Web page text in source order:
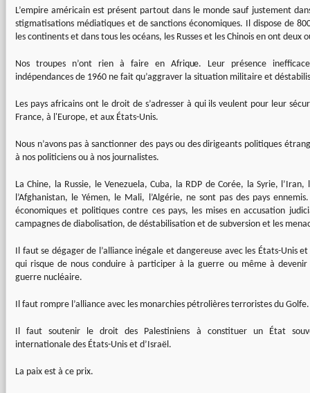
L’empire américain est présent partout dans le monde sauf justement
stigmatisations médiatiques et de sanctions économiques. Il dispose de
les continents et dans tous les océans, les Russes et les Chinois en ont deux
Nos troupes n’ont rien à faire en Afrique. Leur présence
indépendances de 1960 ne fait qu’aggraver la situation militaire et
Les pays africains ont le droit de s’adresser à qui ils veulent pour leur
France, à l'Europe, et aux États-Unis.
Nous n’avons pas à sanctionner des pays ou des dirigeants politiques
à nos politiciens ou à nos journalistes.
La Chine, la Russie, le Venezuela, Cuba, la RDP de Corée, la Syrie,
l’Afghanistan, le Yémen, le Mali, l’Algérie, ne sont pas des pays
économiques et politiques contre ces pays, les mises en accusation
campagnes de diabolisation, de déstabilisation et de subversion et les
Il faut se dégager de l’alliance inégale et dangereuse avec les États-Unis
qui risque de nous conduire à participer à la guerre ou même à
guerre nucléaire.
Il faut rompre l’alliance avec les monarchies pétrolières terroristes du Golfe.
Il faut soutenir le droit des Palestiniens à constituer un État
internationale des États-Unis et d’Israël.
La paix est à ce prix.